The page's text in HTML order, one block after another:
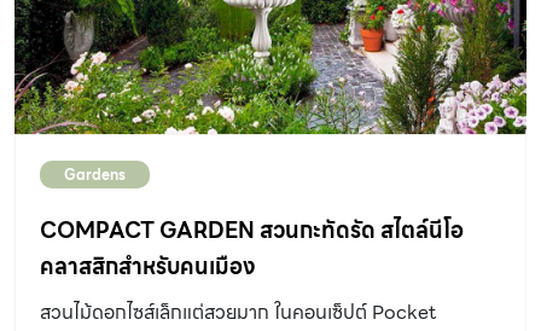
Gardens
COMPACT GARDEN สวนกะทัดรัด สไตล์นีโอ
คลาสสิกสำหรับคนเมือง
สวนไม้ดอกไซส์เล็กแต่สวยมาก ในคอนเซ็ปต์ Pocket